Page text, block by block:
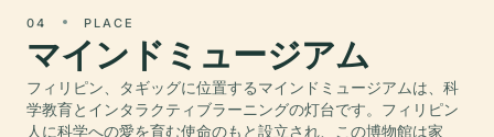
04 PLACE
マインドミュージアム
フィリピン、タギッグに位置するマインドミュージアムは、科
学教育とインタラクティブラーニングの灯台です。フィリピン
人に科学への愛を育む使命のもと設立され、この博物館は家